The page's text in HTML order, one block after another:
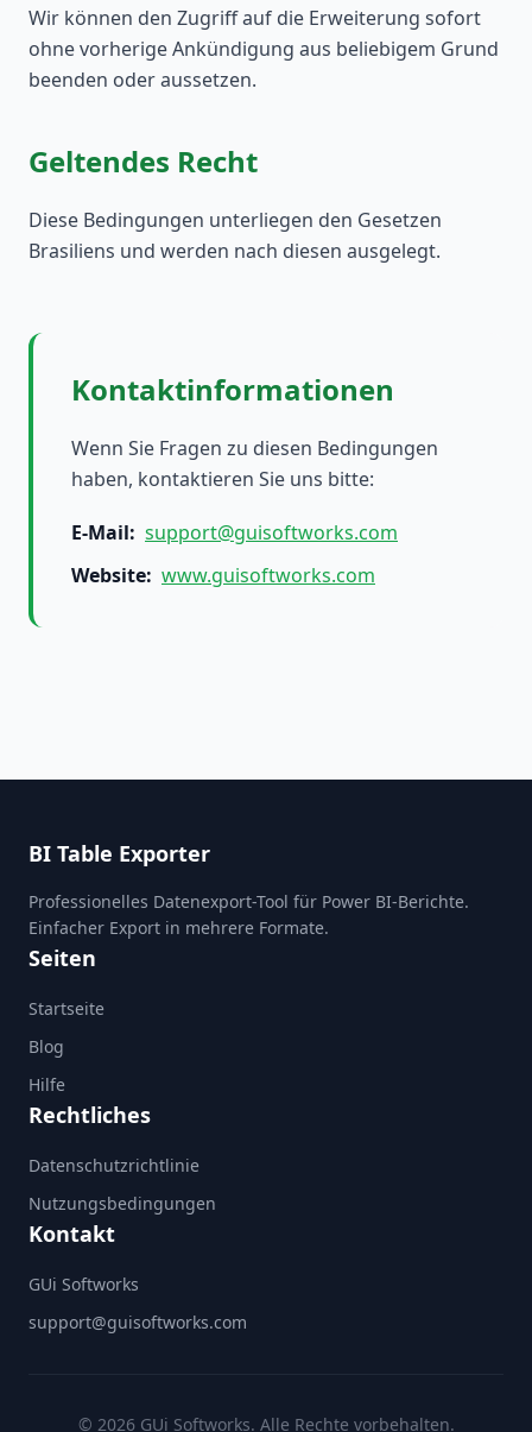
Wir können den Zugriff auf die Erweiterung sofort
ohne vorherige Ankündigung aus beliebigem Grund
beenden oder aussetzen.
Geltendes Recht
Diese Bedingungen unterliegen den Gesetzen
Brasiliens und werden nach diesen ausgelegt.
Kontaktinformationen
Wenn Sie Fragen zu diesen Bedingungen
haben, kontaktieren Sie uns bitte:
E-Mail: support@guisoftworks.com
Website: www.guisoftworks.com
BI Table Exporter
Professionelles Datenexport-Tool für Power BI-Berichte.
Einfacher Export in mehrere Formate.
Seiten
Startseite
Blog
Hilfe
Rechtliches
Datenschutzrichtlinie
Nutzungsbedingungen
Kontakt
GUi Softworks
support@guisoftworks.com
© 2026 GUi Softworks. Alle Rechte vorbehalten.